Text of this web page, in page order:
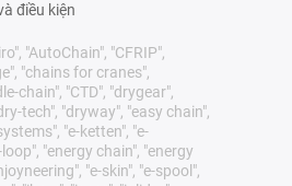
điều kiện
"AutoChain", "CFRIP",
"chains for cranes",
chain", "CTD", "drygear",
tech", "dryway", "easy chain",
"e-ketten", "e-
"energy chain", "energy
"e-skin", "e-spool",